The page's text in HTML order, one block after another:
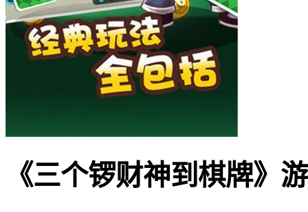
《三个锣财神到棋牌》